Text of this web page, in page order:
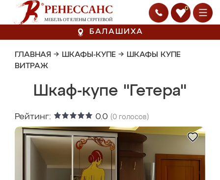
0
БАЛАШИХА
ГЛАВНАЯ → ШКАФЫ-КУПЕ → ШКАФЫ КУПЕ
ВИТРАЖ
Шкаф-купе "Гетера"
Рейтинг: 0.0 (0 голосов)